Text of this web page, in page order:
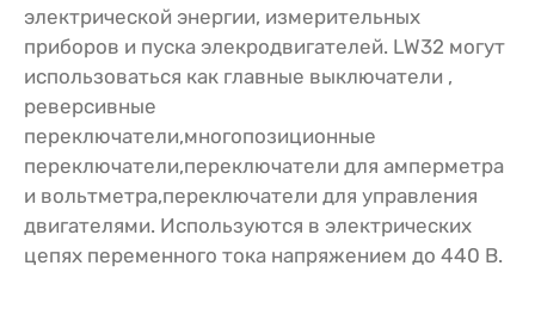
электрической энергии, измерительных
приборов и пуска элекродвигателей. LW32 могут
использоваться как главные выключатели ,
реверсивные
переключатели,многопозиционные
переключатели,переключатели для амперметра
и вольтметра,переключатели для управления
двигателями. Используются в электрических
цепях переменного тока напряжением до 440 В.